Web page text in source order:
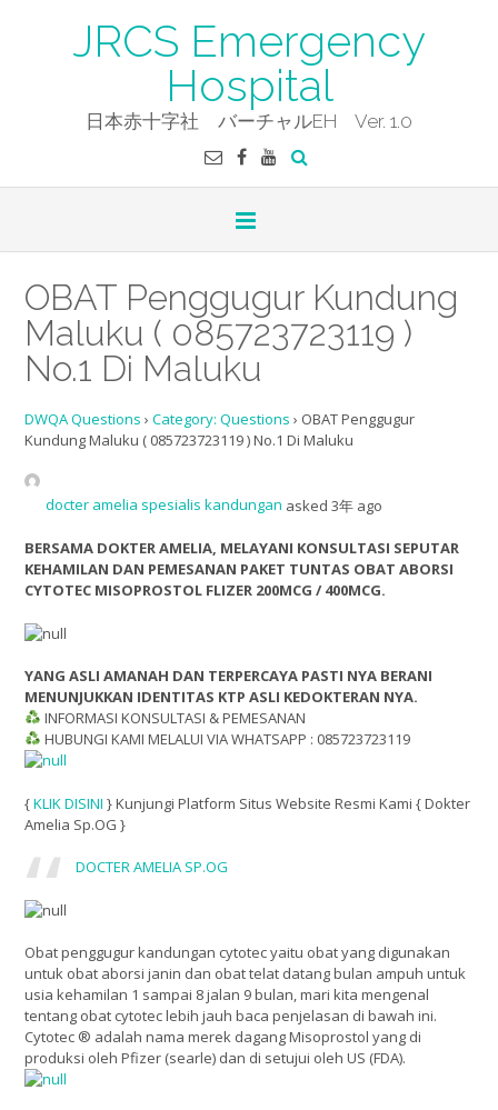
JRCS Emergency
Hospital
日本赤十字社 バーチャルEH Ver. 1.0
OBAT Penggugur Kundung
Maluku ( 085723723119 )
No.1 Di Maluku
DWQA Questions › Category: Questions › OBAT Penggugur
Kundung Maluku ( 085723723119 ) No.1 Di Maluku
docter amelia spesialis kandungan asked 3年 ago
BERSAMA DOKTER AMELIA, MELAYANI KONSULTASI SEPUTAR
KEHAMILAN DAN PEMESANAN PAKET TUNTAS OBAT ABORSI
CYTOTEC MISOPROSTOL FLIZER 200MCG / 400MCG.
YANG ASLI AMANAH DAN TERPERCAYA PASTI NYA BERANI
MENUNJUKKAN IDENTITAS KTP ASLI KEDOKTERAN NYA.
INFORMASI KONSULTASI & PEMESANAN
HUBUNGI KAMI MELALUI VIA WHATSAPP : 085723723119
{KLIK DISINI } Kunjungi Platform Situs Website Resmi Kami { Dokter
Amelia Sp.OG }
DOCTER AMELIA SP.OG
Obat penggugur kandungan cytotec yaitu obat yang digunakan
untuk obat aborsi janin dan obat telat datang bulan ampuh untuk
usia kehamilan 1 sampai 8 jalan 9 bulan, mari kita mengenal
tentang obat cytotec lebih jauh baca penjelasan di bawah ini.
Cytotec ® adalah nama merek dagang Misoprostol yang di
produksi oleh Pfizer (searle) dan di setujui oleh US (FDA).